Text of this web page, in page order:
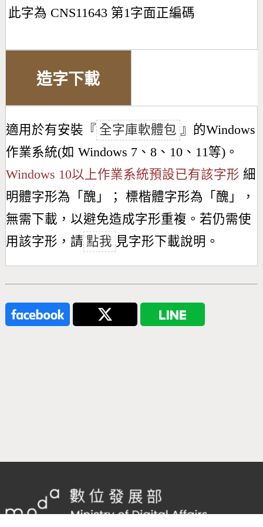
此字為 CNS11643 第1字面正編碼
造字下載
適用於有安裝『 全字庫軟體包 』的Windows
作業系統(如 Windows 7、8、10、11等)。
Windows 10以上作業系統預設已有該字形 細
明體字形為「 醜 」； 標楷體字形為「 醜 」，
無需下載，以避免造成字形重複。若仍需使
用該字形，請 點我 見字形下載說明。